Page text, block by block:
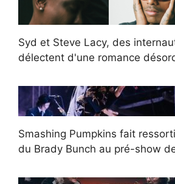
Syd et Steve Lacy, des
délectent d'une romance
Smashing Pumpkins fait
du Brady Bunch au pré-show